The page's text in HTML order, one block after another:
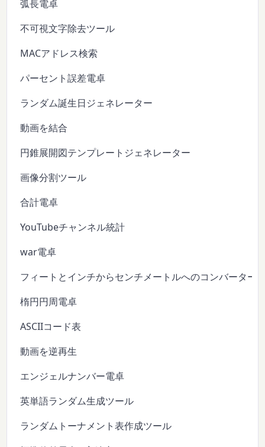
弧長電卓
不可視文字除去ツール
MACアドレス検索
パーセント誤差電卓
ランダム誕生日ジェネレーター
動画を結合
円錐展開図テンプレートジェネレーター
画像分割ツール
合計電卓
YouTubeチャンネル統計
war電卓
フィートとインチからセンチメートルへのコンバーター
楕円円周電卓
ASCIIコード表
動画を逆再生
エンジェルナンバー電卓
英単語ランダム生成ツール
ランダムトーナメント表作成ツール